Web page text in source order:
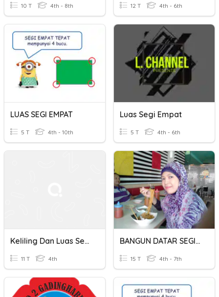
10 T 4th - 8th 12 T 4th - 6th
LUAS SEGI EMPAT
5 T 4th - 10th
Luas Segi Empat
5 T 4th - 6th
Keliling Dan Luas Segi Empat Dan Segitiga
11 T 4th
BANGUN DATAR SEGI EMPAT
15 T 4th - 7th